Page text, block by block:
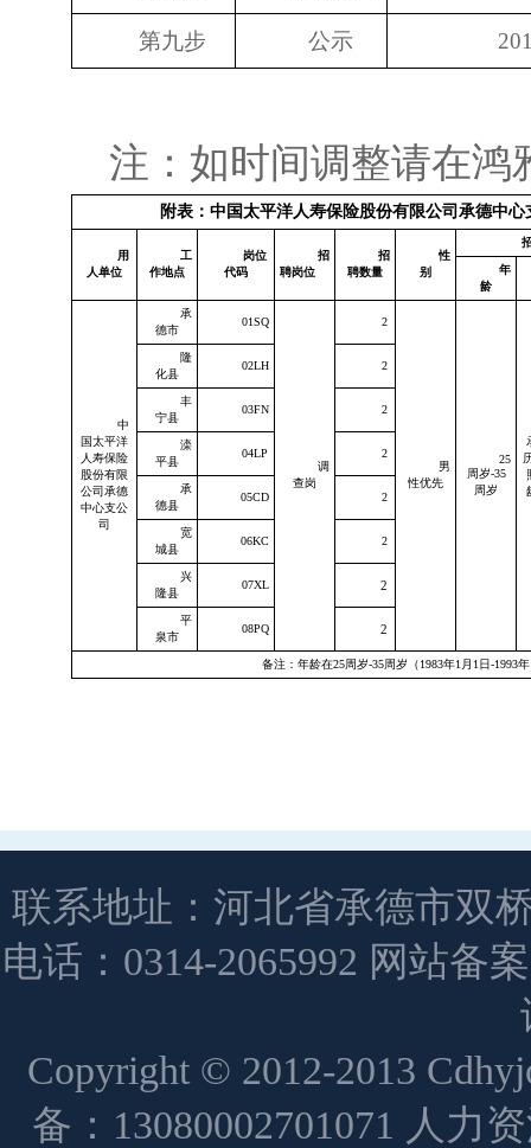
第九步 公示
注：如时间调整请在鸿
附表：中国太平洋人寿保险股份有限公司承德中
用
人单位
工
作地点
岗位
代码
招
聘岗位
招
聘数量
性
别
年
龄
中
国太平洋
人寿保险
股份有限
公司承德
中心支公
司
承
德市
01SQ
调
查岗
2
男
性优先
25
周岁-35
周岁
隆
化县
02LH 2
丰
宁县
03FN 2
滦
平县
04LP 2
承
德县
05CD 2
宽
城县
06KC 2
兴
隆县
07XL 2
平
泉市
08PQ 2
备注：年龄在25周岁-35周岁（1983年1 月 1 日-1993年
联系地址：河北省承德市双
电话：0314-2065992 网站备
Copyright © 2012-2013
备：13080002701071 人力